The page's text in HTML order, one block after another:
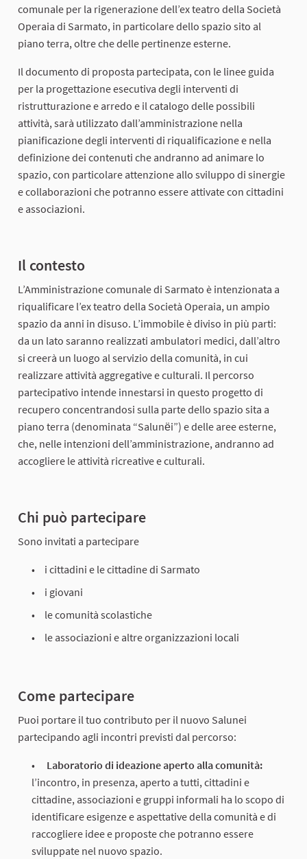
comunale per la rigenerazione dell’ex teatro della Società
Operaia di Sarmato, in particolare dello spazio sito al
piano terra, oltre che delle pertinenze esterne.
Il documento di proposta partecipata, con le linee guida
per la progettazione esecutiva degli interventi di
ristrutturazione e arredo e il catalogo delle possibili
attività, sarà utilizzato dall’amministrazione nella
pianificazione degli interventi di riqualificazione e nella
definizione dei contenuti che andranno ad animare lo
spazio, con particolare attenzione allo sviluppo di sinergie
e collaborazioni che potranno essere attivate con cittadini
e associazioni.
Il contesto
L’Amministrazione comunale di Sarmato è intenzionata a
riqualificare l’ex teatro della Società Operaia, un ampio
spazio da anni in disuso. L’immobile è diviso in più parti:
da un lato saranno realizzati ambulatori medici, dall’altro
si creerà un luogo al servizio della comunità, in cui
realizzare attività aggregative e culturali. Il percorso
partecipativo intende innestarsi in questo progetto di
recupero concentrandosi sulla parte dello spazio sita a
piano terra (denominata “Salunёi”) e delle aree esterne,
che, nelle intenzioni dell’amministrazione, andranno ad
accogliere le attività ricreative e culturali.
Chi può partecipare
Sono invitati a partecipare
i cittadini e le cittadine di Sarmato
i giovani
le comunità scolastiche
le associazioni e altre organizzazioni locali
Come partecipare
Puoi portare il tuo contributo per il nuovo Salunei
partecipando agli incontri previsti dal percorso:
Laboratorio di ideazione aperto alla comunità:
l’incontro, in presenza, aperto a tutti, cittadini e
cittadine, associazioni e gruppi informali ha lo scopo di
identificare esigenze e aspettative della comunità e di
raccogliere idee e proposte che potranno essere
sviluppate nel nuovo spazio.